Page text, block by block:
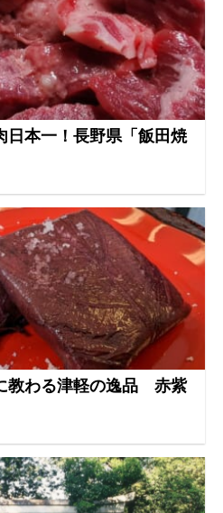
日本一！長野県「飯田焼
教わる津軽の逸品 赤紫